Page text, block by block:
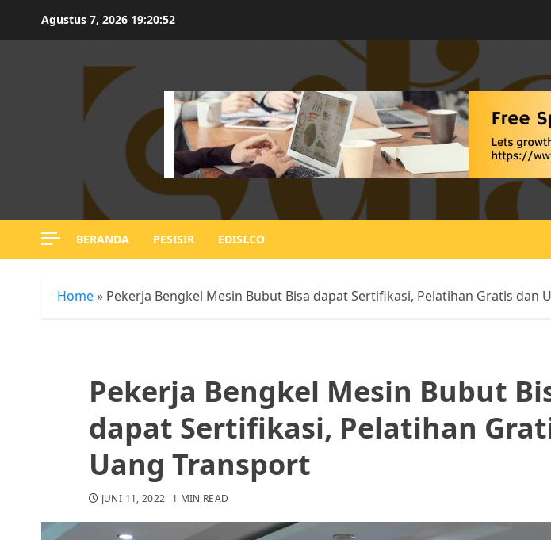
Agustus 7, 2026 19:20:53
BERANDA PESISIR EDISI.CO
Home » Pekerja Bengkel Mesin Bubut Bisa dapat Sertifikasi, Pelatihan Gratis dan
Pekerja Bengkel Mesin Bubut
dapat Sertifikasi, Pelatihan
Uang Transport
JUNI 11, 2022 1 MIN READ